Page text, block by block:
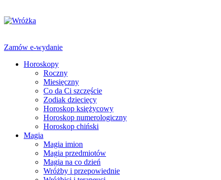
Zamów e-wydanie
Horoskopy
Roczny
Miesięczny
Co da Ci szczęście
Zodiak dziecięcy
Horoskop księżycowy
Horoskop numerologiczny
Horoskop chiński
Magia
Magia imion
Magia przedmiotów
Magia na co dzień
Wróżby i przepowiednie